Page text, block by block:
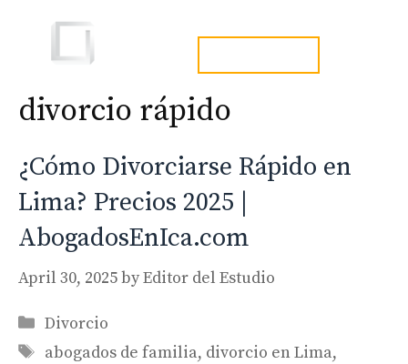
content
divorcio rápido
¿Cómo Divorciarse Rápido en
Lima? Precios 2025 |
AbogadosEnIca.com
April 30, 2025byEditor del Estudio
Categories
Divorcio
Tags
abogados de familia, divorcio en Lima,